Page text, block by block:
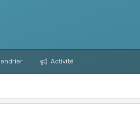
Activité